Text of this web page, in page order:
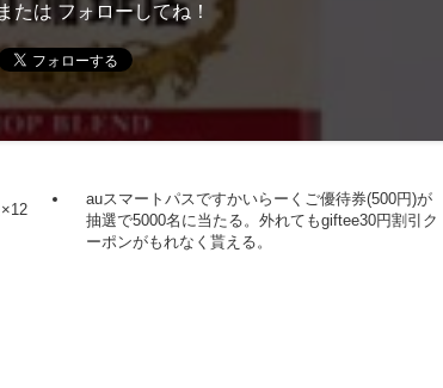
たは フォローしてね！
auスマートパスですかいらーくご優待券(500円)が
抽選で5000名に当たる。外れてもgiftee30円割引ク
ーポンがもれなく貰える。